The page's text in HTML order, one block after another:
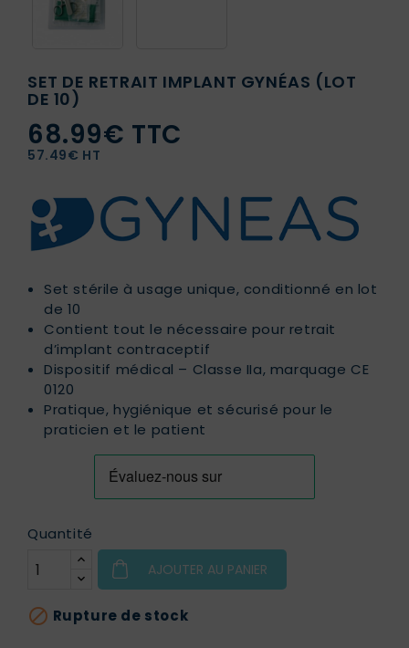
SET DE RETRAIT IMPLANT GYNÉAS (LOT
DE 10)
68.99€ TTC
57.49€ HT
Set stérile à usage unique, conditionné en lot
de 10
Contient tout le nécessaire pour retrait
d’implant contraceptif
Dispositif médical – Classe IIa, marquage CE
0120
Pratique, hygiénique et sécurisé pour le
praticien et le patient
Quantité
AJOUTER AU PANIER
 Rupture de stock